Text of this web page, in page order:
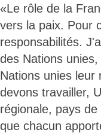
«Le rôle de la
vers la paix. Pour
responsabilités.
des Nations
Nations unies leur
devons travailler,
régionale, pays
que chacun